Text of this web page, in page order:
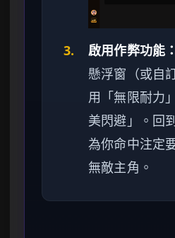
3. 啟用作弊功能：
懸浮窗（或自
用「無限耐力
美閃避」。回
為你命中注定
無敵主角。